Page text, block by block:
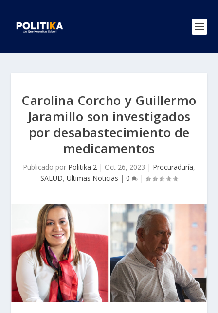
Carolina Corcho y Guillermo
Jaramillo son investigados
por desabastecimiento de
medicamentos
Publicado por Politika 2 | Oct 26, 2023 | Procuraduría,
SALUD, Ultimas Noticias | 0 |